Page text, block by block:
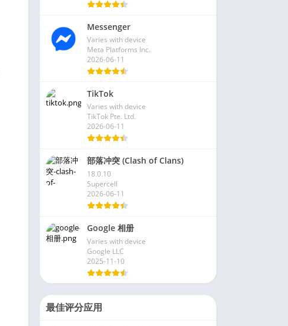
Messenger
Varies with device
Meta Platforms Inc.
2026-06-11
TikTok
Varies with device
TikTok Pte. Ltd.
2026-06-11
部落冲突 (Clash of Clans)
18.0.10
Supercell
2026-06-11
Google 相册
Varies with device
Google LLC
2025-11-10
最佳评分应用